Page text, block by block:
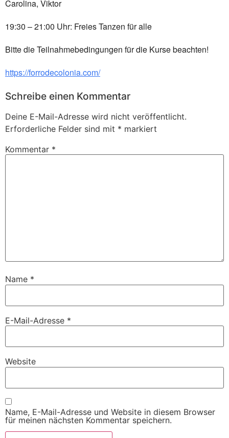
Carolina, Viktor
19:30 – 21:00 Uhr: Freies Tanzen für alle
Bitte die Teilnahmebedingungen für die Kurse beachten!
https://forrodecolonia.com/
Schreibe einen Kommentar
Deine E-Mail-Adresse wird nicht veröffentlicht.
Erforderliche Felder sind mit * markiert
Kommentar *
Name *
E-Mail-Adresse *
Website
Name, E-Mail-Adresse und Website in diesem Browser
für meinen nächsten Kommentar speichern.